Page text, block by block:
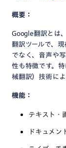
概要：
Google翻訳とは
翻訳ツールで、
でなく、音声や
性も特徴です。
械翻訳）技術に
機能：
テキスト・
ドキュメン